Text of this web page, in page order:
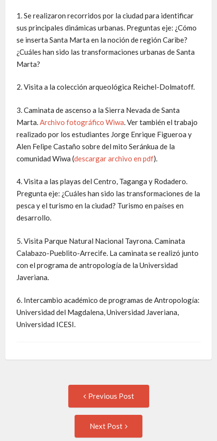
1. Se realizaron recorridos por la ciudad para identificar
sus principales dinámicas urbanas. Preguntas eje: ¿Cómo
se inserta Santa Marta en la noción de región Caribe?
¿Cuáles han sido las transformaciones urbanas de Santa
Marta?
2. Visita a la colección arqueológica Reichel-Dolmatoff.
3. Caminata de ascenso a la Sierra Nevada de Santa
Marta. Archivo fotográfico Wiwa . Ver también el trabajo
realizado por los estudiantes Jorge Enrique Figueroa y
Alen Felipe Castaño sobre del mito Seránkua de la
comunidad Wiwa (descargar archivo en pdf).
4. Visita a las playas del Centro, Taganga y Rodadero.
Pregunta eje: ¿Cuáles han sido las transformaciones de la
pesca y el turismo en la ciudad? Turismo en países en
desarrollo.
5. Visita Parque Natural Nacional Tayrona. Caminata
Calabazo-Pueblito-Arrecife. La caminata se realizó junto
con el programa de antropología de la Universidad
Javeriana.
6. Intercambio académico de programas de Antropología:
Universidad del Magdalena, Universidad Javeriana,
Universidad ICESI.
Previous Post
Next Post